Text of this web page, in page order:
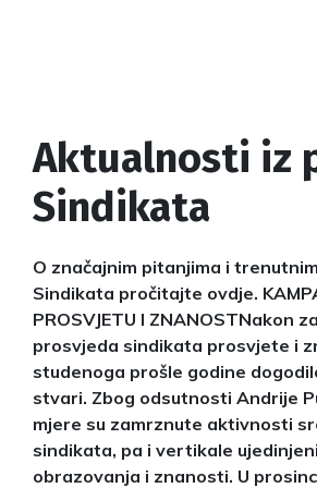
Aktualnosti iz
Sindikata
O značajnim pitanjima i
Sindikata pročitajte ovdje.
PROSVJETU I ZNANOSTNakon
prosvjeda sindikata prosvjete i
studenoga prošle godine
stvari. Zbog odsutnosti Andrije
mjere su zamrznute aktivnosti
sindikata, pa i vertikale
obrazovanja i znanosti. U